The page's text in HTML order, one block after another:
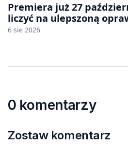
Premiera już 27
liczyć na ulepszoną
6 sie 2026
0 komentarzy
Zostaw komentarz